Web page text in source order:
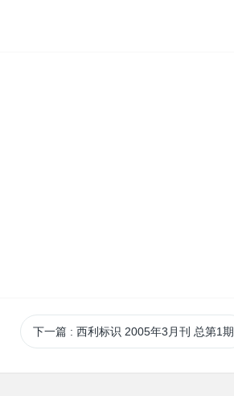
下一篇 : 西利标识 2005年3月刊 总第1期